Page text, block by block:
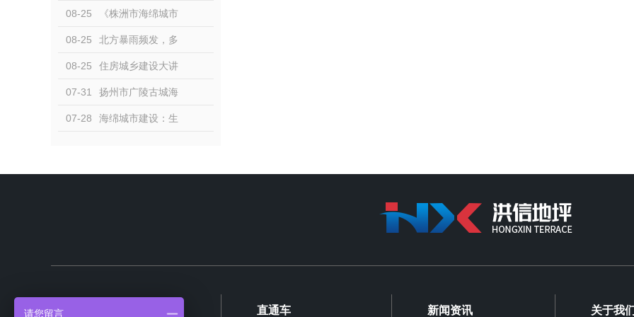
造南塘湖生态公园，海绵
城市理念引领新风尚
08-25 《株洲市海绵城市
建设管理条例》今年10月1
日起施行
08-25 北方暴雨频发，多
地突发山洪！对话水文专
家徐宗学：防洪何以“为水
让路”
08-25 住房城乡建设大讲
堂第二十一期开讲
07-31 扬州市广陵古城海
绵示范片区项目：古法智
07-28 海绵城市建设：生
直通车 新闻资讯 关于我
请您留言